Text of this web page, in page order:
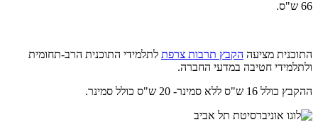
66 ש"ס.
התוכנית מציעה הקבץ תרבות צרפת לתלמידי התוכנית הרב-תחומית
ולתלמידי חטיבה במדעי החברה.
ההקבץ כולל 16 ש"ס ללא סמינר- 20 ש"ס כולל סמינר.